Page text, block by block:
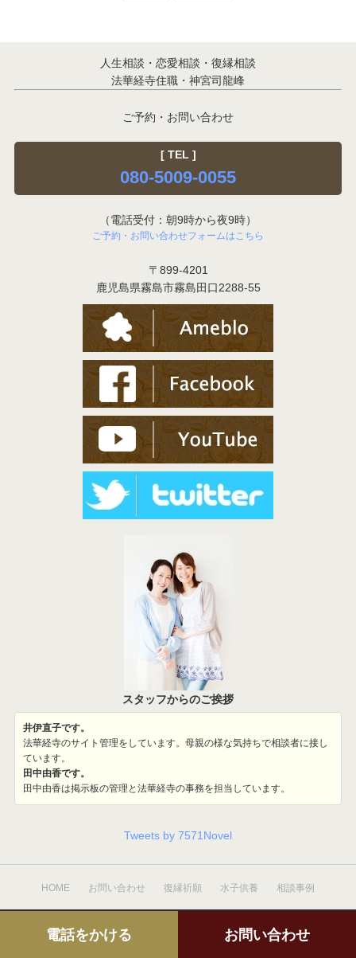
人生相談・恋愛相談・復縁相談
法華経寺住職・神宮司龍峰
ご予約・お問い合わせ
[ TEL ]
080-5009-0055
（電話受付：朝9時から夜9時）
ご予約・お問い合わせフォームはこちら
〒899-4201
鹿児島県霧島市霧島田口2288-55
スタッフからのご挨拶
井伊直子です。
法華経寺のサイト管理をしています。母親の様な気持ちで相談者に接し
ています。
田中由香です。
田中由香は掲示板の管理と法華経寺の事務を担当しています。
Tweets by 7571Novel
電話をかける お問い合わせ
HOME お問い合わせ 復縁祈願 水子供養 相談事例
Copyright ©復縁祈願の法華経寺住職神宮司龍峰All rights reserved.